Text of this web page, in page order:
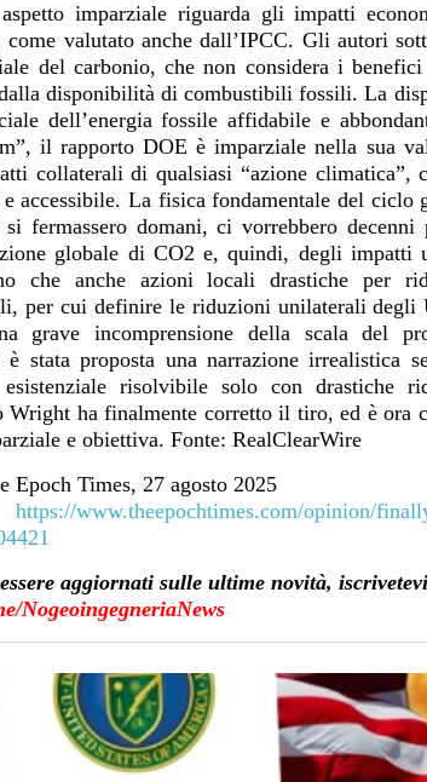
imparziale riguarda gli impatti
valutato anche dall’IPCC. Gli autori
del carbonio, che non considera i
disponibilità di combustibili fossili. La
dell’energia fossile affidabile e
il rapporto DOE è imparziale nella sua
collaterali di qualsiasi “azione climatica”,
accessibile. La fisica fondamentale del ciclo
si fermassero domani, ci vorrebbero
globale di CO2 e, quindi, degli
che anche azioni locali drastiche per
per cui definire le riduzioni unilaterali degli
grave incomprensione della scala del
è stata proposta una narrazione irrealistica
esistenziale risolvibile solo con drastiche
Wright ha finalmente corretto il tiro, ed è ora
e obiettiva. Fonte: RealClearWire
Epoch Times, 27 agosto 2025
https://www.theepochtimes.com/opinion/
essere aggiornati sulle ultime novità,
NogeoingegneriaNews